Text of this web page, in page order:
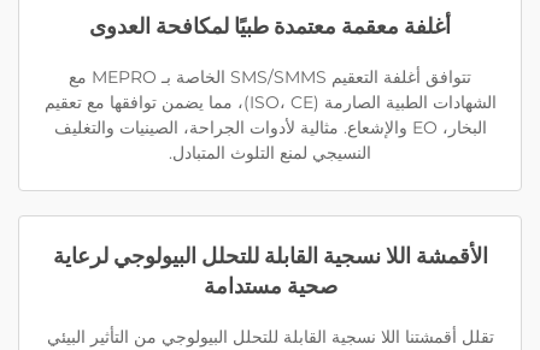
أغلفة معقمة معتمدة طبيًا لمكافحة العدوى
تتوافق أغلفة التعقيم SMS/SMMS الخاصة بـ MEPRO مع
الشهادات الطبية الصارمة (ISO، CE)، مما يضمن توافقها مع تعقيم
البخار، EO والإشعاع. مثالية لأدوات الجراحة، الصينيات والتغليف
النسيجي لمنع التلوث المتبادل.
الأقمشة اللا نسجية القابلة للتحلل البيولوجي لرعاية
صحية مستدامة
تقلل أقمشتنا اللا نسجية القابلة للتحلل البيولوجي من التأثير البيئي